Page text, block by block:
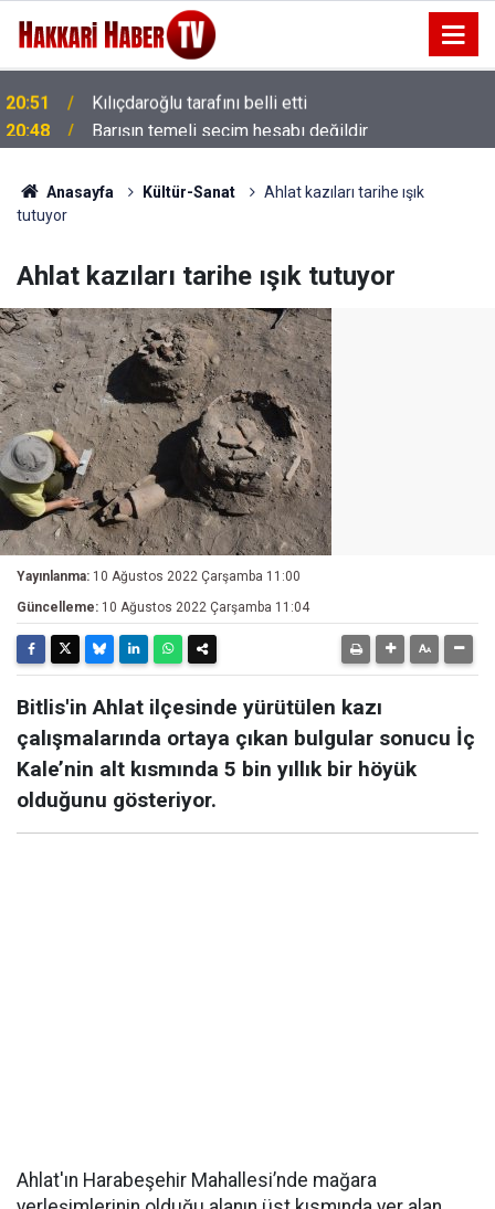
20:48 Barışın temeli seçim hesabı değildir
Anasayfa Kültür-Sanat
Ahlat kazıları tarihe ışık
tutuyor
Ahlat kazıları tarihe ışık tutuyor
Yayınlanma: 10 Ağustos 2022 Çarşamba 11:00
Güncelleme: 10 Ağustos 2022 Çarşamba 11:04
Bitlis'in Ahlat ilçesinde yürütülen kazı
çalışmalarında ortaya çıkan bulgular sonucu İç
Kale’nin alt kısmında 5 bin yıllık bir höyük
olduğunu gösteriyor.
Ahlat'ın Harabeşehir Mahallesi’nde mağara